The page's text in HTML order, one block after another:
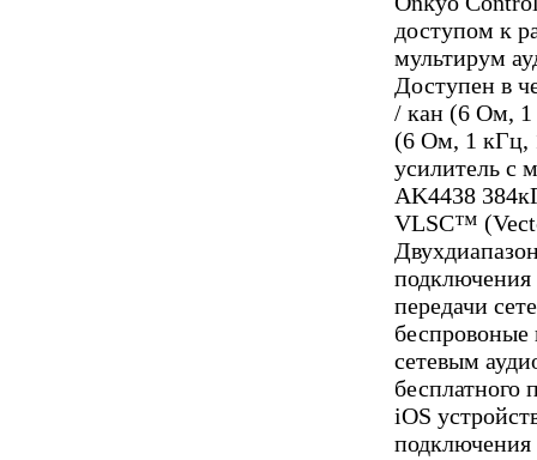
доступом к
мультирум
Доступен в
/ кан (6 Ом, 1
(6 Ом, 1 кГц,
усилитель
AK4438
VLSC™
передачи
беспровоные
сетевым
iOS
подключения